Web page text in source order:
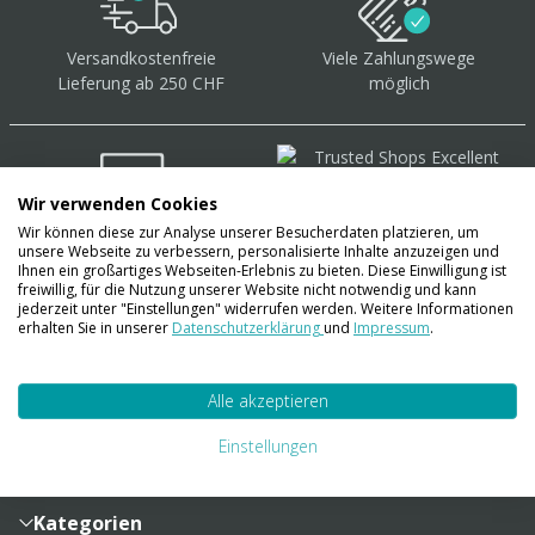
Versandkostenfreie
Lieferung ab 250 CHF
Viele Zahlungswege
möglich
Über 40.000 Artikel auf
Lager
Sendungsverfolgung
Zahlung und Versand
Lieferinformationen
Kategorien
Wir verwenden Cookies
Wir können diese zur Analyse unserer Besucherdaten platzieren, um
unsere Webseite zu verbessern, personalisierte Inhalte anzuzeigen und
Ihnen ein großartiges Webseiten-Erlebnis zu bieten. Diese Einwilligung ist
freiwillig, für die Nutzung unserer Website nicht notwendig und kann
jederzeit unter "Einstellungen" widerrufen werden. Weitere Informationen
erhalten Sie in unserer Datenschutzerklärungund Impressum.
Alle akzeptieren
Einstellungen